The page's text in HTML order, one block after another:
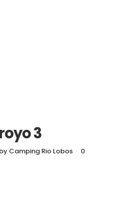
3
by Camping Rio Lobos
0